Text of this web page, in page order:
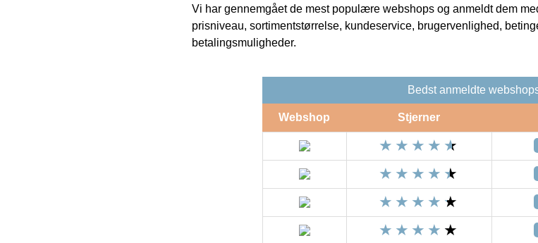
Vi har gennemgået de mest populære webshops og anmeldt dem
prisniveau, sortimentstørrelse, kundeservice, brugervenlighed,
betalingsmuligheder.
Bedst anmeldte
Webshop Stjerner